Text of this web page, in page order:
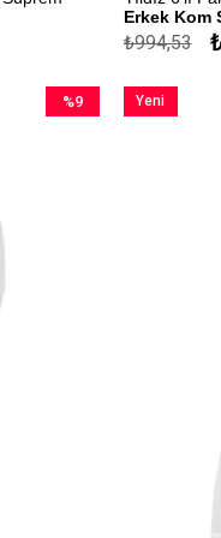
Erkek Kom
Çekmezlik
Kapıda
₺994,53
%9
Yeni